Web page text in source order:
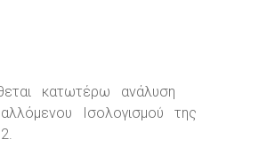
κατωτέρω ανάλυση
Ισολογισμού της